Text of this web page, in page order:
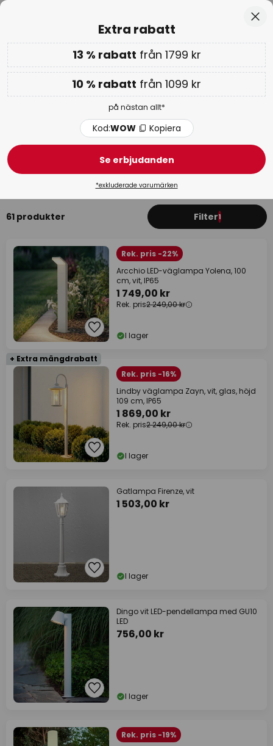
Endast
01D 13T 57M 33S
Extra rabatt: 10 % från 1099 kr eller 13 % från 1799 kr-
på nästan allt
Kod:WOW Kopiera
WOW-veckan:upp till -70 % >
Vit väglampor, pollare
LED
61 produkter Filter1
Rek. pris -22%
Arcchio LED-väglampa Yolena, 100
cm, vit, IP65
1 749,00 kr
Rek. pris2 249,00 kr
I lager
+ Extra mängdrabatt
Rek. pris -16%
Lindby väglampa Zayn, vit, glas, höjd
109 cm, IP65
1 869,00 kr
Rek. pris2 249,00 kr
I lager
Gatlampa Firenze, vit
1 503,00 kr
I lager
Dingo vit LED-pendellampa med GU10
LED
756,00 kr
I lager
Rek. pris -19%
Extra rabatt
13 % rabatt från 1799 kr
10 % rabatt från 1099 kr
på nästan allt*
Kod:WOW Kopiera
Se erbjudanden
*exkluderade varumärken